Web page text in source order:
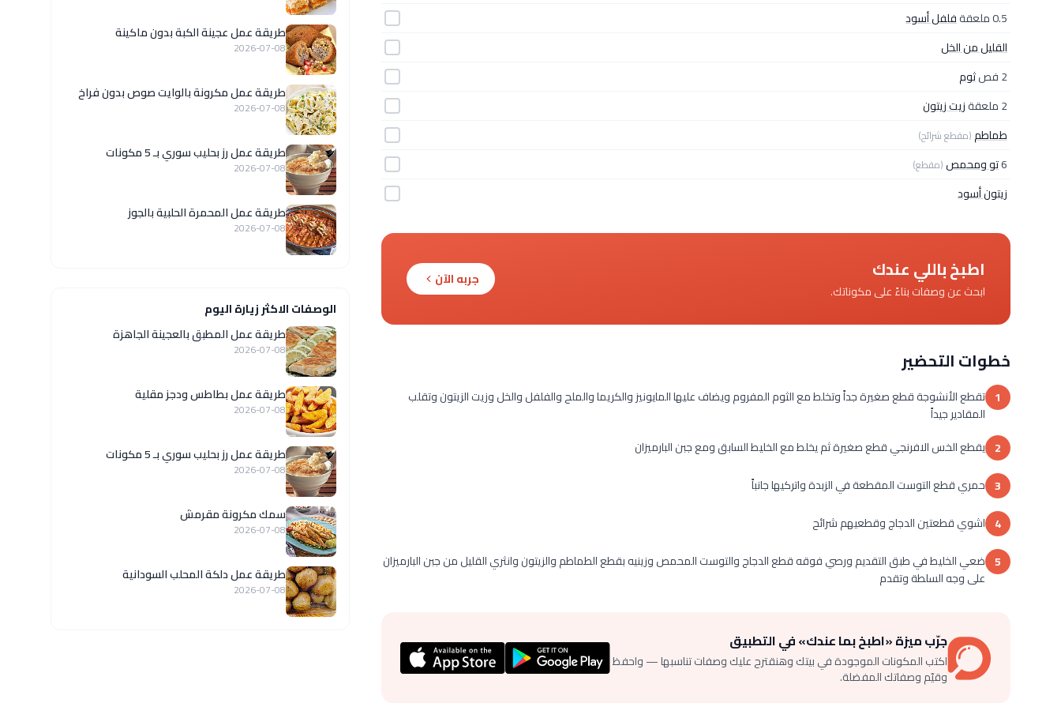
0.5 ملعقة
فلفل أسود
القليل من الخل
2 فص
ثوم
2 ملعقة
زيت زيتون
طماطم(مقطع شرائح)
6تو ومحمص(مقطع)
زيتون أسود
اطبخ باللي عندك
ابحث عن وصفات بناءً على مكوناتك.
جربه الآن
خطوات التحضير
1 تقطع الأنشوجة قطع صغيرة جداً وتخلط مع الثوم المفروم ويضاف عليها المايونيز والكريما والملح والفلفل والخل وزيت الزيتون وتقلب
المقادير جيداً
2 يقطع الخس الافرنجي قطع صغيرة ثم يخلط مع الخليط السابق ومع جبن البارميزان
3 حمري قطع التوست المقطعة في الزبدة واتركيها جانباً
4 اشوي قطعتين الدجاج وقطعيهم شرائح
5 ضعي الخليط في طبق التقديم ورصي فوقه قطع الدجاج والتوست المحمص وزينيه بقطع الطماطم والزيتون وانثري القليل من جبن البارميزان
على وجه السلطة وتقدم
جرّب ميزة «اطبخ بما عندك» في التطبيق
اكتب المكونات الموجودة في بيتك وهنقترح عليك وصفات تناسبها — واحفظ
وقيّم وصفاتك المفضلة.
طريقة عمل عجينة الكبة بدون ماكينة
2026-07-08
طريقة عمل مكرونة بالوايت صوص بدون فراخ
2026-07-08
طريقة عمل رز بحليب سوري بـ 5 مكونات
2026-07-08
طريقة عمل المحمرة الحلبية بالجوز
2026-07-08
الوصفات الاكثر زيارة اليوم
طريقة عمل المطبق بالعجينة الجاهزة
2026-07-08
طريقة عمل بطاطس ودجز مقلية
2026-07-08
طريقة عمل رز بحليب سوري بـ 5 مكونات
2026-07-08
سمك مكرونة مقرمش
2026-07-08
طريقة عمل دلكة المحلب السودانية
2026-07-08